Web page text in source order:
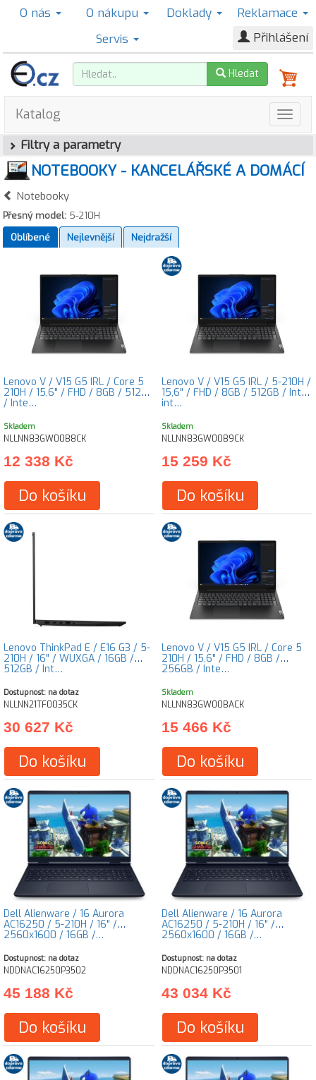
O nás O nákupu Doklady
Reklamace
Servis
Přihlášení
Hledat
Katalog
Filtry a parametry
NOTEBOOKY - KANCELÁŘSKÉ A DOMÁCÍ
Notebooky
Přesný model: 5-210H
Oblíbené
Nejlevnější Nejdražší
Lenovo V / V15 G5 IRL / Core 5
210H / 15,6" / FHD / 8GB / 512GB
/ Inte…
Skladem
NLLNN83GW00B8CK
12 338 Kč
Do košíku
Lenovo V / V15 G5 IRL / 5-210H /
15,6" / FHD / 8GB / 512GB / Intel
int…
Skladem
NLLNN83GW00B9CK
15 259 Kč
Do košíku
Lenovo ThinkPad E / E16 G3 / 5-
210H / 16" / WUXGA / 16GB /
512GB / Int…
Dostupnost: na dotaz
NLLNN21TF0035CK
30 627 Kč
Do košíku
Lenovo V / V15 G5 IRL / Core 5
210H / 15,6" / FHD / 8GB /
256GB / Inte…
Skladem
NLLNN83GW00BACK
15 466 Kč
Do košíku
Dell Alienware / 16 Aurora
AC16250 / 5-210H / 16" /
2560x1600 / 16GB /…
Dostupnost: na dotaz
NDDNAC16250P3502
45 188 Kč
Do košíku
Dell Alienware / 16 Aurora
AC16250 / 5-210H / 16" /
2560x1600 / 16GB /…
Dostupnost: na dotaz
NDDNAC16250P3501
43 034 Kč
Do košíku